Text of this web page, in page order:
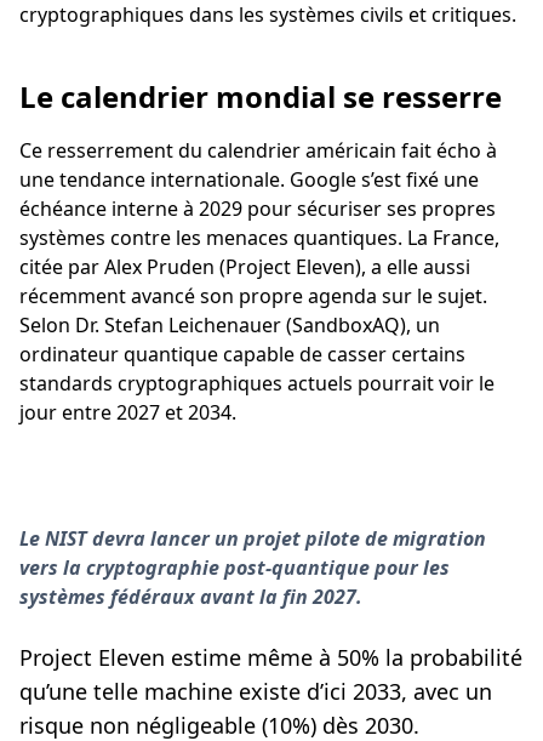
cryptographiques dans les systèmes civils et critiques.
Le calendrier mondial se resserre
Ce resserrement du calendrier américain fait écho à
une tendance internationale. Google s’est fixé une
échéance interne à 2029 pour sécuriser ses propres
systèmes contre les menaces quantiques. La France,
citée par Alex Pruden (Project Eleven), a elle aussi
récemment avancé son propre agenda sur le sujet.
Selon Dr. Stefan Leichenauer (SandboxAQ), un
ordinateur quantique capable de casser certains
standards cryptographiques actuels pourrait voir le
jour entre 2027 et 2034.
Le NIST devra lancer un projet pilote de migration
vers la cryptographie post-quantique pour les
systèmes fédéraux avant la fin 2027.
Project Eleven estime même à 50% la probabilité
qu’une telle machine existe d’ici 2033, avec un
risque non négligeable (10%) dès 2030.